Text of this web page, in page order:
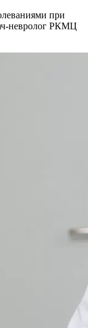
при
невролог РКМЦ